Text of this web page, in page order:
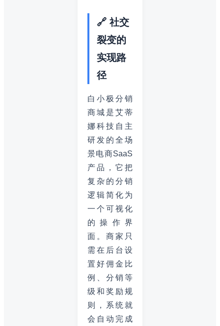
🔗 社交
裂变的
实现路
径
白小极分销
商城是艾蒂
娜科技自主
研发的全场
景电商SaaS
产品，它把
复杂的分销
逻辑简化为
一个可视化
的操作界
面。商家只
需在后台设
置好佣金比
例、分销等
级和奖励规
则，系统就
会自动完成